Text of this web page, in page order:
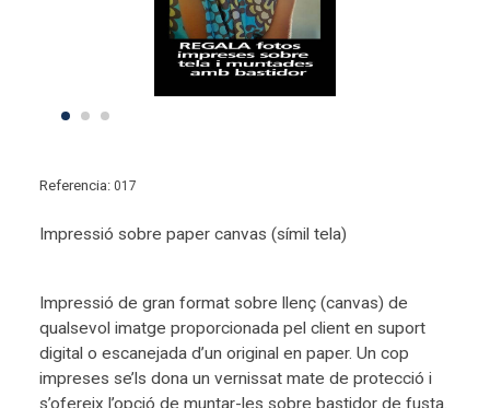
Referencia: 017
Impressió sobre paper canvas (símil tela)
Impressió de gran format sobre llenç (canvas) de
qualsevol imatge proporcionada pel client en suport
digital o escanejada d’un original en paper. Un cop
impreses se’ls dona un vernissat mate de protecció i
s’ofereix l’opció de muntar-les sobre bastidor de fusta.